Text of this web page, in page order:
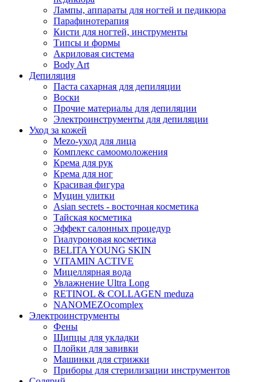
Лампы, аппараты для ногтей и педикюра
Парафинотерапия
Кисти для ногтей, инструменты
Типсы и формы
Акриловая система
Body Art
Депиляция
Паста сахарная для депиляции
Воски
Прочие материалы для депиляции
Электроинструменты для депиляции
Уход за кожей
Mezo-уход для лица
Комплекс самоомоложения
Крема для рук
Крема для ног
Красивая фигура
Муцин улитки
Asian seсrets - восточная косметика
Тайская косметика
Эффект салонных процедур
Гиалуроновая косметика
BELITA YOUNG SKIN
VITAMIN ACTIVE
Мицеллярная вода
Увлажнение Ultra Long
RETINOL & COLLAGEN meduza
NANOMEZOcomplex
Электроинструменты
Фены
Щипцы для укладки
Плойки для завивки
Машинки для стрижки
Приборы для стерилизации инструментов